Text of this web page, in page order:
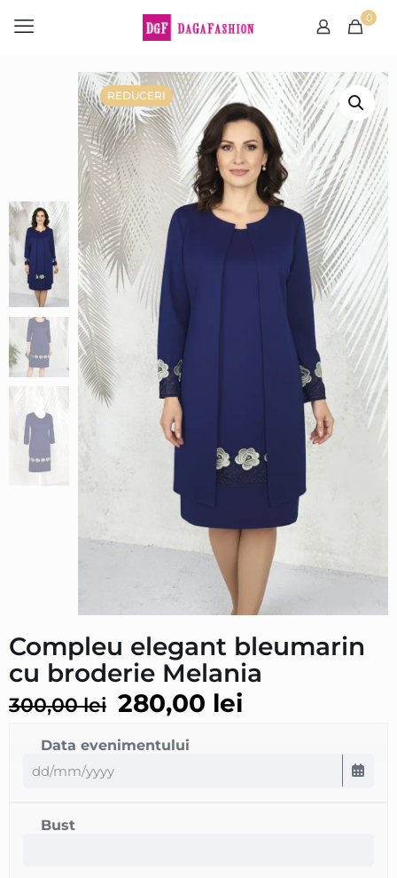
0
REDUCERI
Compleu elegant bleumarin
cu broderie Melania
300,00lei 280,00 lei
Data evenimentului
Bust